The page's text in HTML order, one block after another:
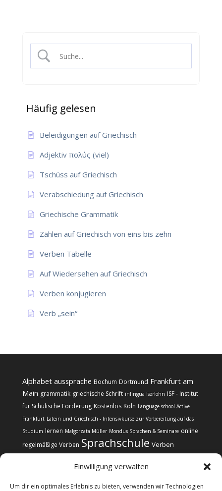
Einwilligung verwalten
Um dir ein optimales Erlebnis zu bieten, verwenden wir Technologien
Häufig gelesen
Beleidigungen auf Griechisch
Adjektiv πολύς (viel)
Tschüss auf Griechisch
Verabschiedung auf Griechisch
Griechische Grammatik
Zählen auf Griechisch von eins bis zehn
Verben Tabelle
Auf Wiedersehen auf Griechisch
Verben konjugieren
Verb „sein“
Alphabet aussprache Bochum Dortmund Frankfurt am
Main grammatik griechische Schrift inlingua Iserlohn ISF - Institut
für Schulische Förderung Kostenlos Köln Language school Active
Frankfurt Latein und Griechisch - Intensivkurse zur Vorbereitung auf das
Studium lernen Malgorzata Müller Mondus Sprachen & Seminare online
regelmäßige Verben Sprachschule Verben